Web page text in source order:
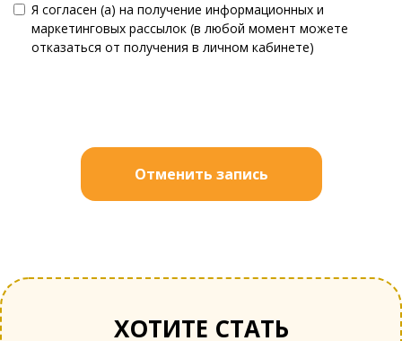
Я согласен (а) на получение информационных и
маркетинговых рассылок (в любой момент можете
отказаться от получения в личном кабинете)
Отменить запись
ХОТИТЕ СТАТЬ